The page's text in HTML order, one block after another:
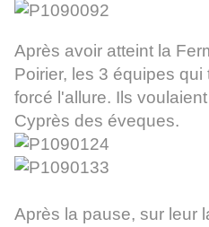
Après avoir atteint la
Poirier, les 3 équipes
forcé l'allure. Ils
Cyprès des éveques.
Après la pause, sur leur